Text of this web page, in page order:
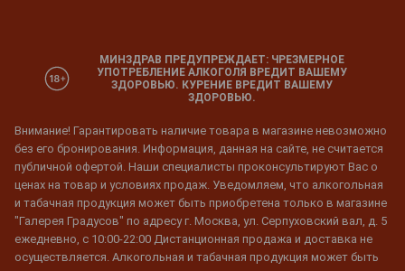
МИНЗДРАВ ПРЕДУПРЕЖДАЕТ: ЧРЕЗМЕРНОЕ
УПОТРЕБЛЕНИЕ АЛКОГОЛЯ ВРЕДИТ ВАШЕМУ
ЗДОРОВЬЮ. КУРЕНИЕ ВРЕДИТ ВАШЕМУ
ЗДОРОВЬЮ.
Внимание! Гарантировать наличие товара в магазине невозможно
без его бронирования. Информация, данная на сайте, не считается
публичной офертой. Наши специалисты проконсультируют Вас о
ценах на товар и условиях продаж. Уведомляем, что алкогольная
и табачная продукция может быть приобретена только в магазине
"Галерея Градусов" по адресу г. Москва, ул. Серпуховский вал, д. 5
ежедневно, с 10:00-22:00 Дистанционная продажа и доставка не
осуществляется. Алкогольная и табачная продукция может быть